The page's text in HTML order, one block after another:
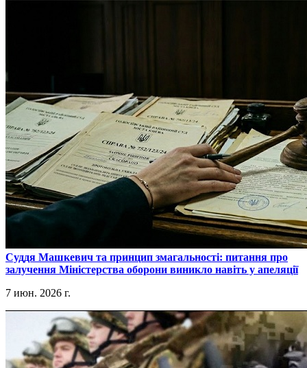
​Суддя Машкевич та принцип змагальності: питання про
залучення Міністерства оборони виникло навіть у апеляції
7 июн. 2026 г.